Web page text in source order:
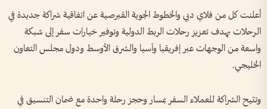
أعلنت كل من فلاي دبي والخطوط الجوية القبرصية عن اتفاقية شراكة جديدة في
الرحلات بهدف تعزيز رحلات الربط الدولية وتوفير خيارات سفر إلى شبكة
واسعة من الوجهات عبر إفريقيا وآسيا والشرق الأوسط ودول مجلس التعاون
الخليجي.
وتتيح الشراكة للعملاء السفر بمسار وحجز رحلة واحدة مع ضمان التنسيق في